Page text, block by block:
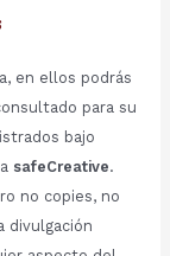
en ellos podrás
para su
bajo
safeCreative.
no copies, no
divulgación